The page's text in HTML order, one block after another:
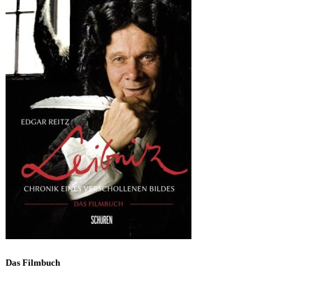
Das Filmbuch